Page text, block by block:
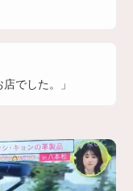
でした。」